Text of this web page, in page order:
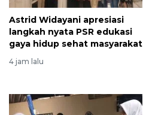
Astrid Widayani apresiasi
langkah nyata PSR edukasi
gaya hidup sehat masyarakat
4 jam lalu